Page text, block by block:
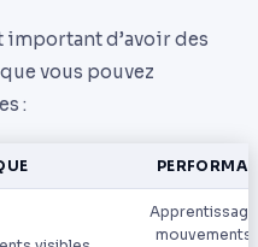
important d’avoir des
vous pouvez
:
mouvements.